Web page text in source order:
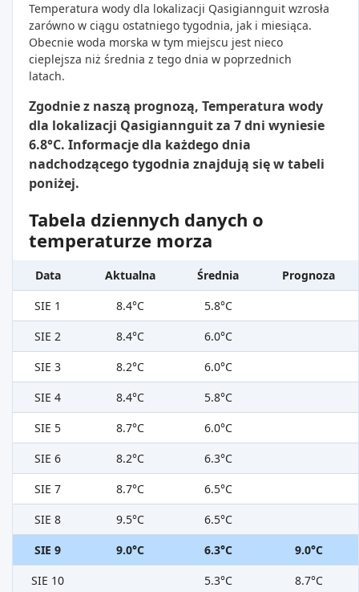
Temperatura wody dla lokalizacji Qasigiannguit wzrosła
zarówno w ciągu ostatniego tygodnia, jak i miesiąca.
Obecnie woda morska w tym miejscu jest nieco
cieplejsza niż średnia z tego dnia w poprzednich
latach.
Zgodnie z naszą prognozą, Temperatura wody
dla lokalizacji Qasigiannguit za 7 dni wyniesie
6.8°C. Informacje dla każdego dnia
nadchodzącego tygodnia znajdują się w tabeli
poniżej.
Tabela dziennych danych o
temperaturze morza
Data Aktualna Średnia
Prognoza
SIE 1
8.4°C
5.8°C
SIE 2
8.4°C
6.0°C
SIE 3
8.2°C
6.0°C
SIE 4
8.4°C
5.8°C
SIE 5
8.7°C
6.0°C
SIE 6
8.2°C
6.3°C
SIE 7
8.7°C
6.5°C
SIE 8
9.5°C
6.5°C
SIE 9
9.0°C 6.3°C
9.0°C
SIE 10
5.3°C 8.7°C